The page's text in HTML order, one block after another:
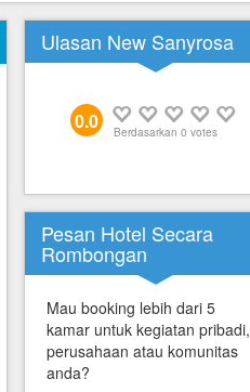
Ulasan New Sanyrosa
0.0 Berdasarkan 0 votes
Pesan Hotel Secara
Rombongan
Mau booking lebih dari 5
kamar untuk kegiatan pribadi,
perusahaan atau komunitas
anda?